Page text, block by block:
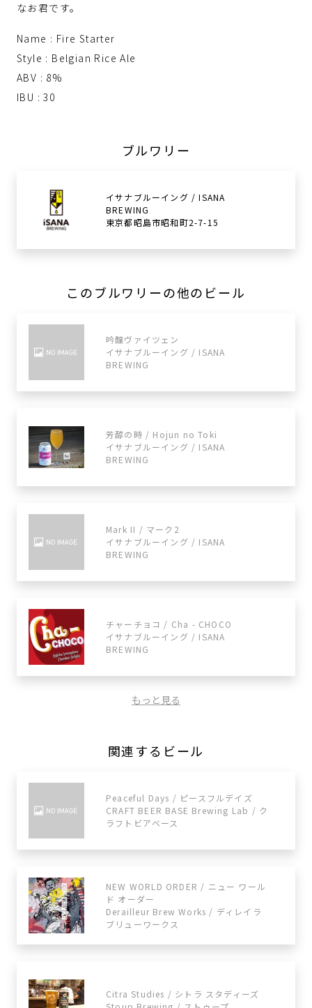
なお君です。
Name : Fire Starter
Style : Belgian Rice Ale
ABV : 8%
IBU : 30
ブルワリー
イサナブルーイング / ISANA
BREWING
東京都昭島市昭和町2-7-15
このブルワリーの他のビール
吟醸ヴァイツェン
イサナブルーイング / ISANA
BREWING
芳醇の時 / Hojun no Toki
イサナブルーイング / ISANA
BREWING
Mark II / マーク2
イサナブルーイング / ISANA
BREWING
チャーチョコ / Cha - CHOCO
イサナブルーイング / ISANA
BREWING
もっと見る
関連するビール
Peaceful Days / ピースフルデイズ
CRAFT BEER BASE Brewing Lab / ク
ラフトビアベース
NEW WORLD ORDER / ニュー ワール
ド オーダー
Derailleur Brew Works / ディレイラ
ブリューワークス
Citra Studies / シトラ スタディーズ